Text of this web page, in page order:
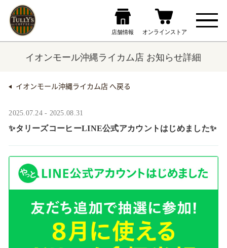
イオンモール沖縄ライカム店 お知らせ詳細
イオンモール沖縄ライカム店 へ戻る
2025.07.24 - 2025.08.31
✨タリーズコーヒーLINE公式アカウントはじめました✨